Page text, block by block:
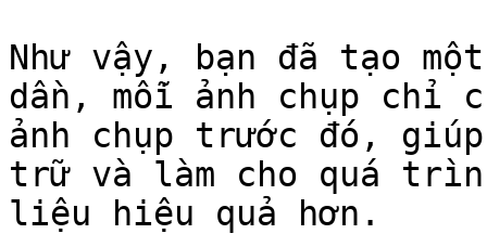
Như vậy, bạn đã tạo
dần, mỗi ảnh chụp chỉ
ảnh chụp trước đó,
trữ và làm cho quá
liệu hiệu quả hơn.